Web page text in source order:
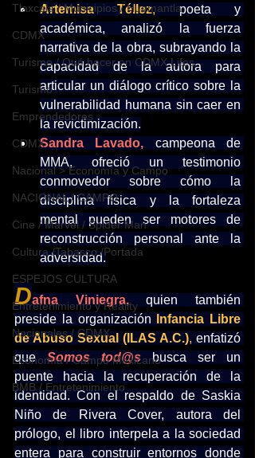
Tlaxcala / Municipios / Huamantla
CDMX
Turismo / Qué hacer en CDMX Lifes
Turismo
Emprendedores
CDMX
Nacional > Economía y Campo
NACIONAL / CAMPO
Cine / Marvel / Spider Man
Cultura /Tabasco /Portada
ESPEJOS CULTURA
Entretenimiento y Reality
Nacionales / CDMX
Economía / Campo Mexicano
BMB / Entretenimiento
Artemisa Téllez, poeta y
académica, analizó la fuerza
narrativa de la obra, subrayando la
capacidad de la autora para
articular un diálogo crítico sobre la
vulnerabilidad humana sin caer en
la revictimización.
Sandra Lavado, campeona de
MMA, ofreció un testimonio
conmovedor sobre cómo la
disciplina física y la fortaleza
mental pueden ser motores de
reconstrucción personal ante la
adversidad.
Dafna Viniegra, quien también
preside la organización
Infancia Libre
de Abuso Sexual (ILAS A.C.), enfatizó
que Somos tod@s
busca ser un
puente hacia la recuperación de la
identidad. Con el respaldo de Saskia
Niño de Rivera Cover, autora del
prólogo, el libro interpela a la sociedad
entera para construir entornos donde